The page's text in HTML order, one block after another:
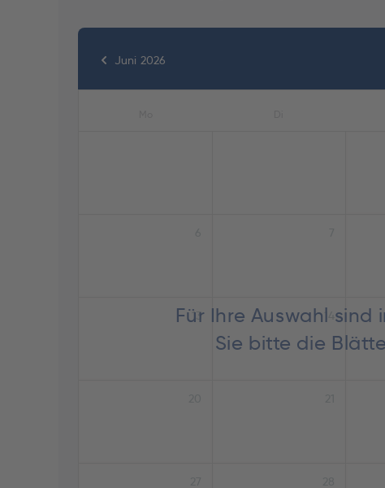
Juni 2026
Für Ihre Auswahl
Sie bitte die
13